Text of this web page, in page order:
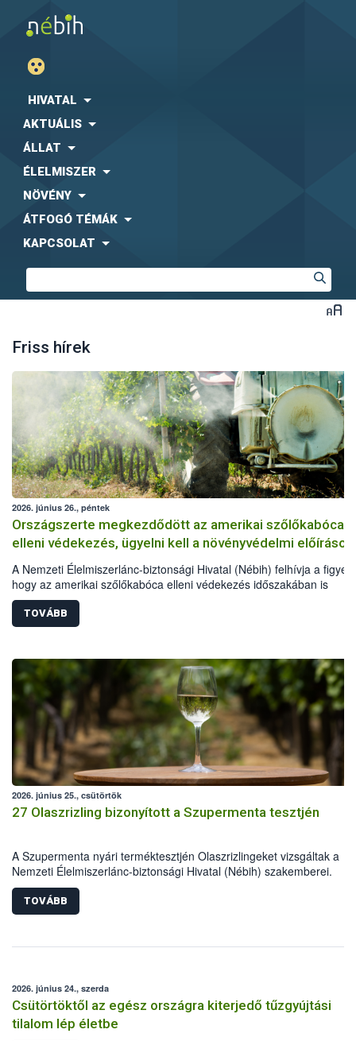
HIVATAL
AKTUÁLIS
ÁLLAT
ÉLELMISZER
NÖVÉNY
ÁTFOGÓ TÉMÁK
KAPCSOLAT
Friss hírek
2026. június 26., péntek
Országszerte megkezdődött az amerikai szőlőkabóca
elleni védekezés, ügyelni kell a növényvédelmi
A Nemzeti Élelmiszerlánc-biztonsági Hivatal (Nébih) felhívja a
hogy az amerikai szőlőkabóca elleni védekezés időszakában is
elengedhetetlen a növényvédelmi előírások betartása. Kiemelten
hogy a szőlősgazdák engedélyezett növényvédő szereket
alkalmazzanak, a kezeléseket megfelelő technológiával végezzék
szabályokat. A védekezés során a méhek és vadon élő beporzókat
óvni kell.
TOVÁBB
2026. június 25., csütörtök
27 Olaszrizling bizonyított a Szupermenta tesztjén
A Szupermenta nyári terméktesztjén Olaszrizlingeket vizsgáltak a
Nemzeti Élelmiszerlánc-biztonsági Hivatal (Nébih) szakemberei.
Összesen 27 bor került „nagyító alá”, melyek az
-minőségi vizsgálatok, valamint a jelölés-ellenőrzés szempontjából is
megfeleltek. A kedveltségi vizsgálaton az is kiderült, melyek a
TOVÁBB
2026. június 24., szerda
Csütörtöktől az egész országra kiterjedő tűzgyújtási
tilalom lép életbe